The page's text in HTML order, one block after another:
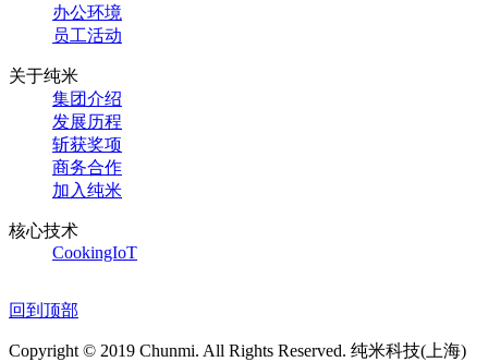
办公环境
员工活动
关于纯米
集团介绍
发展历程
斩获奖项
商务合作
加入纯米
核心技术
CookingIoT
回到顶部
Copyright © 2019 Chunmi. All Rights Reserved. 纯米科技(上海)